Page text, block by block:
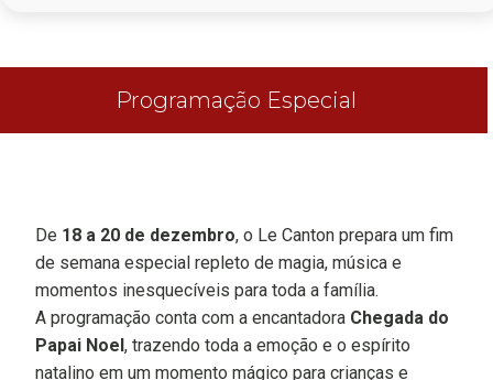
Programação Especial
De 18 a 20 de dezembro, o Le Canton prepara um fim
de semana especial repleto de magia, música e
momentos inesquecíveis para toda a família.
A programação conta com a encantadora Chegada do
Papai Noel , trazendo toda a emoção e o espírito
natalino em um momento mágico para crianças e